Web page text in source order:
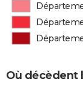
Où décèdent